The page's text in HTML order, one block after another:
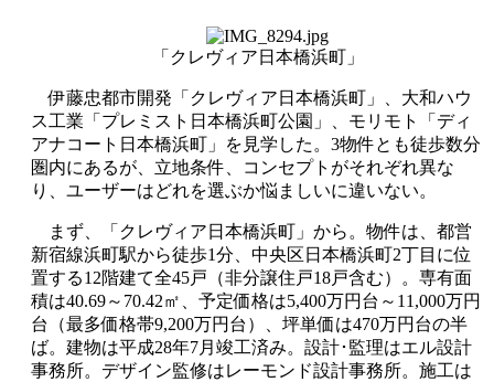
「クレヴィア日本橋浜町」
伊藤忠都市開発「クレヴィア日本橋浜町」、大和ハウ
ス工業「プレミスト日本橋浜町公園」、モリモト「ディ
アナコート日本橋浜町」を見学した。3物件とも徒歩数分
圏内にあるが、立地条件、コンセプトがそれぞれ異な
り、ユーザーはどれを選ぶか悩ましいに違いない。
まず、「クレヴィア日本橋浜町」から。物件は、都営
新宿線浜町駅から徒歩1分、中央区日本橋浜町2丁目に位
置する12階建て全45戸（非分譲住戸18戸含む）。専有面
積は40.69～70.42㎡、予定価格は5,400万円台～11,000万円
台（最多価格帯9,200万円台）、坪単価は470万円台の半
ば。建物は平成28年7月竣工済み。設計･監理はエル設計
事務所。デザイン監修はレーモンド設計事務所。施工は